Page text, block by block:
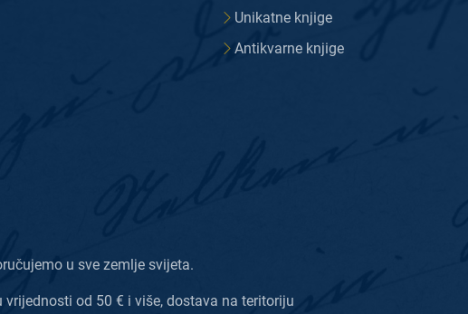
Unikatne knjige
Antikvarne knjige
u sve zemlje svijeta.
vrijednosti od 50 € i više, dostava na teritoriju